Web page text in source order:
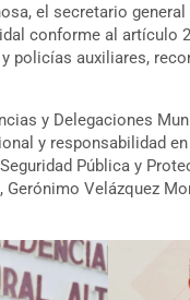
el secretario
conforme al artículo
policías auxiliares,
y Delegaciones
y responsabilidad
Pública y
Gerónimo Velázquez